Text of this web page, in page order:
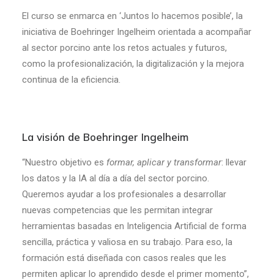
El curso se enmarca en ‘Juntos lo hacemos posible’, la
iniciativa de Boehringer Ingelheim orientada a acompañar
al sector porcino ante los retos actuales y futuros,
como la profesionalización, la digitalización y la mejora
continua de la eficiencia.
La visión de Boehringer Ingelheim
“Nuestro objetivo es formar, aplicar y transformar: llevar
los datos y la IA al día a día del sector porcino.
Queremos ayudar a los profesionales a desarrollar
nuevas competencias que les permitan integrar
herramientas basadas en Inteligencia Artificial de forma
sencilla, práctica y valiosa en su trabajo. Para eso, la
formación está diseñada con casos reales que les
permiten aplicar lo aprendido desde el primer momento”,